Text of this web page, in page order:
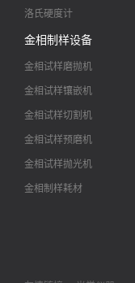
洛氏硬度计
金相制样设备
金相试样磨抛机
金相试样镶嵌机
金相试样切割机
金相试样预磨机
金相试样抛光机
金相制样耗材